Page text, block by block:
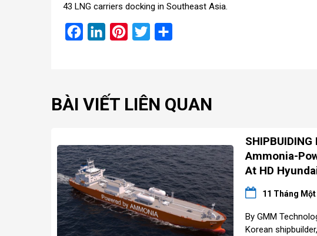
43 LNG carriers docking in Southeast Asia.
FacebookLinkedInPinterest
Twitter
BÀI VIẾT LIÊN QUAN
Ammonia-
At HD
11 Tháng Một
By GMM
Korean